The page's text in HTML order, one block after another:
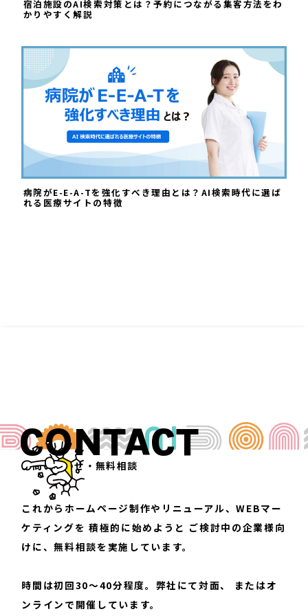
宿泊施設のAI検索対策とは？予約につながる集客方法をわ
かりやすく解説
病院がE-E-A-Tを強化すべき理由とは？AI検索時代に選ば
れる医療サイトの特徴
CONTACT
お問い合わせ・無料相談
これからホームページ制作やリニューアル、WEBマー
ケティングを 積極的に始めようと ご検討中の企業様向
けに、無料相談を実施しています。
時間は初回30〜40分程度。弊社にて対面、
またはオ
ンラインで開催しています。